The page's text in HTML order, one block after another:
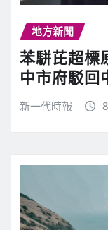
地方新聞
苯駢芘超標
中市府駁回
新一代時報